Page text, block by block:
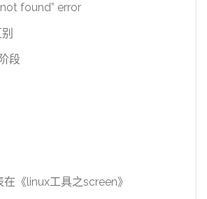
found” error
段
在《linux工具之screen》